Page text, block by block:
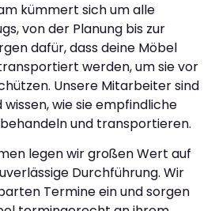
kümmert sich um alle
von der Planung bis zur
dafür, dass deine Möbel
werden, um sie vor
Unsere Mitarbeiter sind
wie sie empfindliche
und transportieren.
legen wir großen Wert auf
Durchführung. Wir
Termine ein und sorgen